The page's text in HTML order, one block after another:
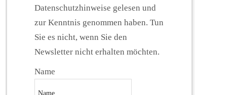
Datenschutzhinweise gelesen und
zur Kenntnis genommen haben. Tun
Sie es nicht, wenn Sie den
Newsletter nicht erhalten möchten.
Name